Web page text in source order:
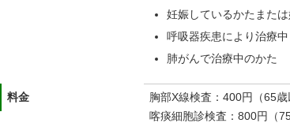
妊娠しているかたまた
呼吸器疾患により治療
肺がんで治療中のかた
料金
胸部X線検査：400円（65歳
喀痰細胞診検査：800円（